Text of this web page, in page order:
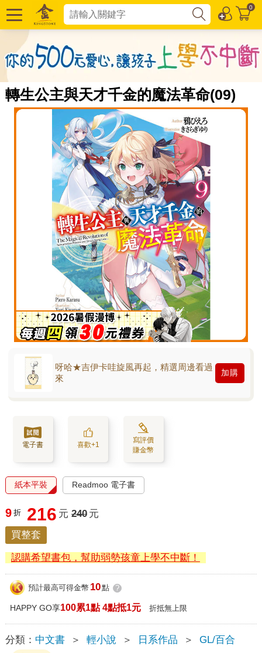
0
轉生公主與天才千金的魔法革命(09)
呀哈★吉伊卡哇旋風再起，精選周邊看過
來
加購
電子書 喜歡+1
寫評價
賺金幣
紙本平裝 Readmoo 電子書
9 折 216 元 240 元
買整套
認購希望書包，幫助弱勢孩童上學不中斷！
預計最高可得金幣 10點 ?
HAPPY GO享100累1點 4點抵1元 折抵無上限
分類： 中文書 ＞ 輕小說 ＞ 日系作品 ＞ GL/百合